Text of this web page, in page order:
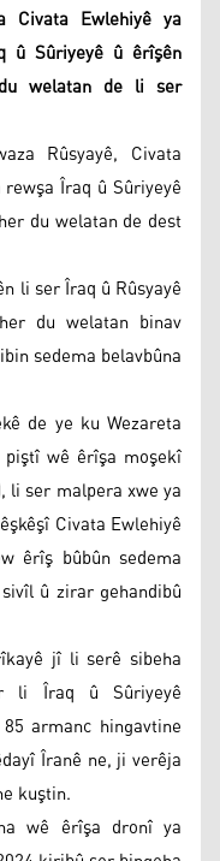
Civata Ewlehiyê ya
û Sûriyeyê û êrîşên
welatan de li ser
Rûsyayê, Civata
Îraq û Sûriyeyê
du welatan de dest
li ser Îraq û Rûsyayê
du welatan binav
sedema belavbûna
de ye ku Wezareta
wê êrîşa moşekî
li ser malpera xwe ya
Civata Ewlehiyê
êrîş bûbûn sedema
û zirar gehandibû
jî li serê sibeha
li Îraq û Sûriyeyê
armanc hingavtine
Îranê ne, ji verêja
kuştin.
wê êrîşa dronî ya